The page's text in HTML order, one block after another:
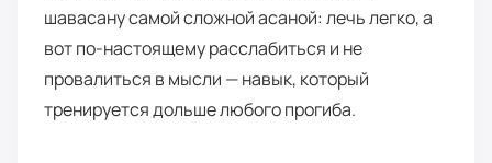
шавасану самой сложной асаной: лечь легко, а
вот по-настоящему расслабиться и не
провалиться в мысли — навык, который
тренируется дольше любого прогиба.